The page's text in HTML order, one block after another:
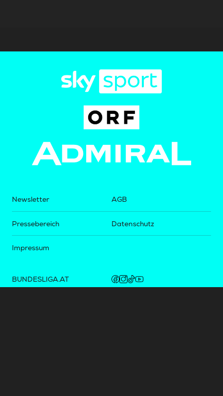
Newsletter
Pressebereich
Impressum
AGB
Datenschutz
BUNDESLIGA.AT